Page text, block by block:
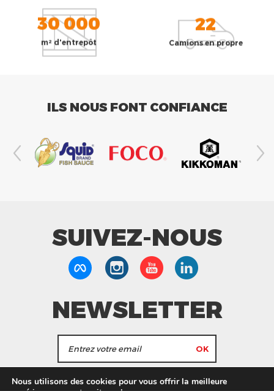
30 000
m² d'entrepôt
22
Camions en propre
ILS NOUS FONT CONFIANCE
SUIVEZ-NOUS
NEWSLETTER
J'accepte de recevoir les actualités et les
Nous utilisons des cookies pour vous offrir la meilleure